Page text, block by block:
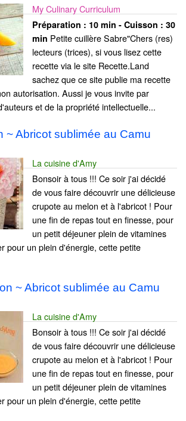
My Culinary Curriculum
Préparation : 10 min - Cuisson : 30
min Petite cuillère Sabre"Chers (res)
lecteurs (trices), si vous lisez cette
recette via le site Recette.Land
sachez que ce site publie ma recette
autorisation. Aussi je vous invite par
et de la propriété intellectuelle...
~ Abricot sublimée au Camu
La cuisine d'Amy
Bonsoir à tous !!! Ce soir j'ai décidé
de vous faire découvrir une délicieuse
crupote au melon et à l'abricot ! Pour
une fin de repas tout en finesse, pour
un petit déjeuner plein de vitamines
pour un plein d'énergie, cette petite
~ Abricot sublimée au Camu
La cuisine d'Amy
Bonsoir à tous !!! Ce soir j'ai décidé
de vous faire découvrir une délicieuse
crupote au melon et à l'abricot ! Pour
une fin de repas tout en finesse, pour
un petit déjeuner plein de vitamines
pour un plein d'énergie, cette petite